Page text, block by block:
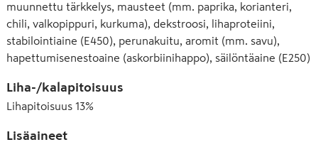
muunnettu tärkkelys, mausteet (mm. paprika, korianteri,
chili, valkopippuri, kurkuma), dekstroosi, lihaproteiini,
stabilointiaine (E450), perunakuitu, aromit (mm. savu),
hapettumisenestoaine (askorbiinihappo), säilöntäaine (E250)
Liha-/kalapitoisuus
Lihapitoisuus 13%
Lisäaineet